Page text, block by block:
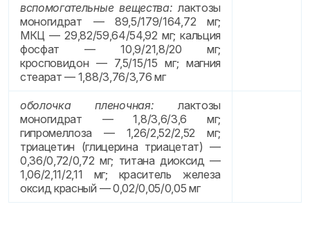
вспомогательные вещества: лактозы
моногидрат — 89,5/179/164,72 мг;
МКЦ — 29,82/59,64/54,92 мг; кальция
фосфат — 10,9/21,8/20 мг;
кросповидон — 7,5/15/15 мг; магния
стеарат — 1,88/3,76/3,76 мг
оболочка пленочная: лактозы
моногидрат — 1,8/3,6/3,6 мг;
гипромеллоза — 1,26/2,52/2,52 мг;
триацетин (глицерина триацетат) —
0,36/0,72/0,72 мг; титана диоксид —
1,06/2,11/2,11 мг; краситель железа
оксид красный — 0,02/0,05/0,05 мг